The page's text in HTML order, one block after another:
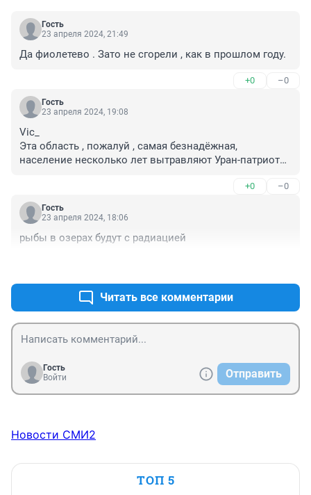
Гость
23 апреля 2024, 21:49
Да фиолетево . Зато не сгорели , как в прошлом году.
+0 –0
Гость
23 апреля 2024, 19:08
Vic_
Эта область , пожалуй , самая безнадёжная,
население несколько лет вытравляют Уран-патриоты,
Потух кашкарский . . . в светлое время зачтётся твоё
творчество . . .
+0 –0
Гость
23 апреля 2024, 18:06
рыбы в озерах будут с радиацией
Читать все комментарии
Гость
Войти
Отправить
Новости СМИ2
ТОП 5